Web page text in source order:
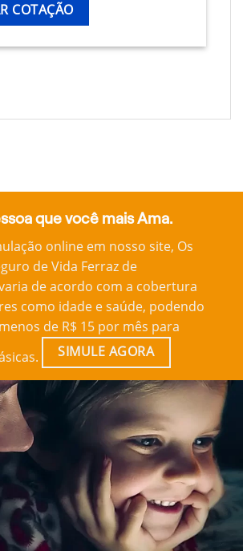
COTAÇÃO
que você mais Ama.
online em nosso site, Os
de Vida Ferraz de
de acordo com a cobertura
como idade e saúde, podendo
de R$ 15 por mês para
SIMULE AGORA